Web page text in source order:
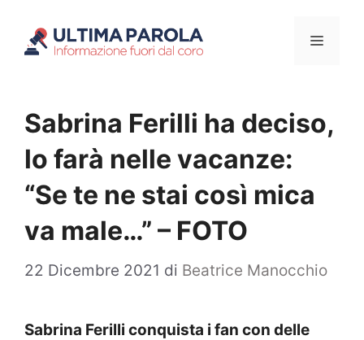
Menu
Sabrina Ferilli ha deciso,
lo farà nelle vacanze:
“Se te ne stai così mica
va male…” – FOTO
22 Dicembre 2021 di Beatrice Manocchio
Sabrina Ferilli conquista i fan con delle